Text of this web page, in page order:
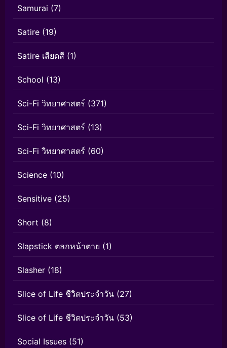
Samurai (7)
Satire (19)
Satire เสียดสี (1)
School (13)
Sci-Fi วิทยาศาสตร์ (371)
Sci-Fi วิทยาศาสตร์ (13)
Sci-Fi วิทยาศาสตร์ (60)
Science (10)
Sensitive (25)
Short (8)
Slapstick ตลกหน้าตาย (1)
Slasher (18)
Slice of Life ชีวิตประจำวัน (27)
Slice of Life ชีวิตประจำวัน (53)
Social Issues (51)